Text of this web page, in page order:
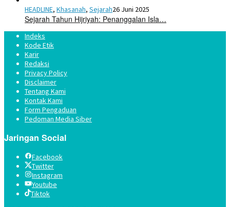
HEADLINE, Khasanah, Sejarah26 Juni 2025
Sejarah Tahun Hijriyah: Penanggalan Isla…
Indeks
Kode Etik
Karir
Redaksi
Privacy Policy
Disclaimer
Tentang Kami
Kontak Kami
Form Pengaduan
Pedoman Media Siber
Jaringan Social
Facebook
Twitter
Instagram
Youtube
Tiktok